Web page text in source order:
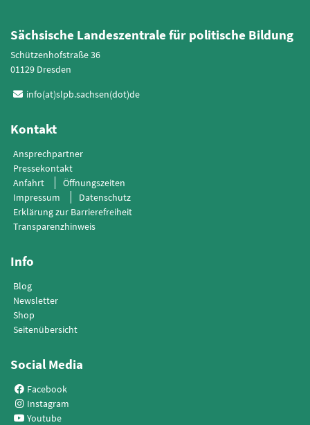
Sächsische Landeszentrale für politische Bildung
Schützenhofstraße 36
01129 Dresden
info(at)slpb.sachsen(dot)de
Kontakt
Ansprechpartner
Pressekontakt
Anfahrt
Öffnungszeiten
Impressum
Datenschutz
Erklärung zur Barrierefreiheit
Transparenzhinweis
Info
Blog
Newsletter
Shop
Seitenübersicht
Social Media
Facebook
Instagram
Youtube